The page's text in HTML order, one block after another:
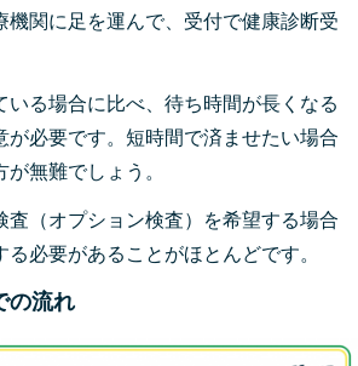
機関に足を運んで、受付で健康診断受
いる場合に比べ、待ち時間が長くなる
が必要です。短時間で済ませたい場合
無難でしょう。
査（オプション検査）を希望する場合
必要があることがほとんどです。
の流れ